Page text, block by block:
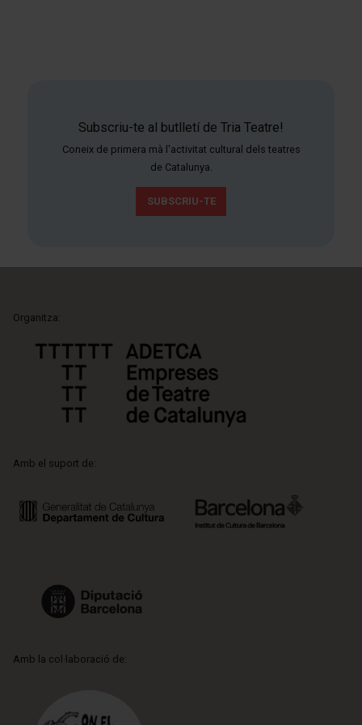
Subscriu-te al butlletí de Tria Teatre!
Coneix de primera mà l'activitat cultural dels teatres
de Catalunya.
SUBSCRIU-TE
Organitza:
Amb el suport de:
Amb la col·laboració de: